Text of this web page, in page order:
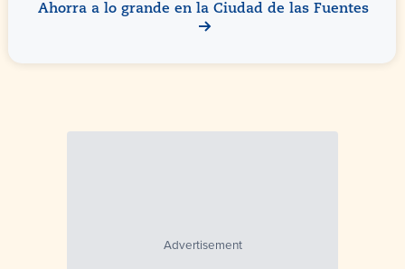
Ahorra a lo grande en la Ciudad de las Fuentes